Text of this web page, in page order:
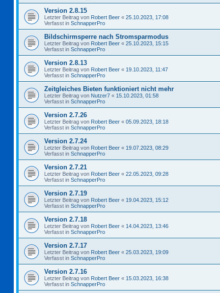
Version 2.8.15
Letzter Beitrag von Robert Beer « 25.10.2023, 17:08
Verfasst in SchnapperPro
Bildschirmsperre nach Stromsparmodus
Letzter Beitrag von Robert Beer « 25.10.2023, 15:15
Verfasst in SchnapperPro
Version 2.8.13
Letzter Beitrag von Robert Beer « 19.10.2023, 11:47
Verfasst in SchnapperPro
Zeitgleiches Bieten funktioniert nicht mehr
Letzter Beitrag von Nutzer7 « 15.10.2023, 01:58
Verfasst in SchnapperPro
Version 2.7.26
Letzter Beitrag von Robert Beer « 05.09.2023, 18:18
Verfasst in SchnapperPro
Version 2.7.24
Letzter Beitrag von Robert Beer « 19.07.2023, 08:29
Verfasst in SchnapperPro
Version 2.7.21
Letzter Beitrag von Robert Beer « 22.05.2023, 09:28
Verfasst in SchnapperPro
Version 2.7.19
Letzter Beitrag von Robert Beer « 19.04.2023, 15:12
Verfasst in SchnapperPro
Version 2.7.18
Letzter Beitrag von Robert Beer « 14.04.2023, 13:46
Verfasst in SchnapperPro
Version 2.7.17
Letzter Beitrag von Robert Beer « 25.03.2023, 19:09
Verfasst in SchnapperPro
Version 2.7.16
Letzter Beitrag von Robert Beer « 15.03.2023, 16:38
Verfasst in SchnapperPro